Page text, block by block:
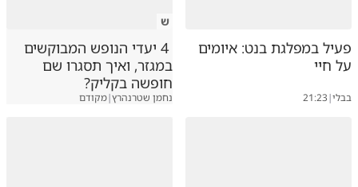
פעיל במפלגת בנט: איומים
על חיי
בבלי|
21:23
ש
4 יעדי הנופש המבוקשים
במגזר, ואיך תסגרו שם
חופשה בקליק?
נחמן שטרנהרץ|מקודם